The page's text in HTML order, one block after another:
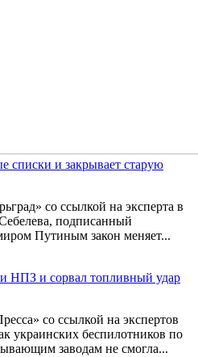
списки и закрывает старую
со ссылкой на эксперта в
подписанный
Путиным закон меняет...
НПЗ и сорвал топливный удар
со ссылкой на экспертов
украинских беспилотников по
заводам не смогла...